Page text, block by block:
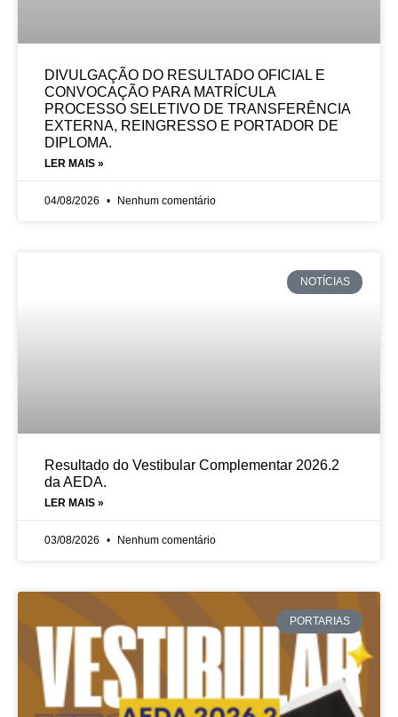
DIVULGAÇÃO DO RESULTADO OFICIAL E
CONVOCAÇÃO PARA MATRÍCULA
PROCESSO SELETIVO DE TRANSFERÊNCIA
EXTERNA, REINGRESSO E PORTADOR DE
DIPLOMA.
LER MAIS »
04/08/2026 Nenhum comentário
NOTÍCIAS
Resultado do Vestibular Complementar 2026.2
da AEDA.
LER MAIS »
03/08/2026 Nenhum comentário
PORTARIAS